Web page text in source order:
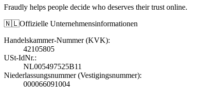
Fraudly helps people decide who deserves their trust online.
🇳🇱Offizielle Unternehmensinformationen
Handelskammer-Nummer (KVK):
42105805
USt-IdNr.:
NL005497525B11
Niederlassungsnummer (Vestigingsnummer):
000066091004